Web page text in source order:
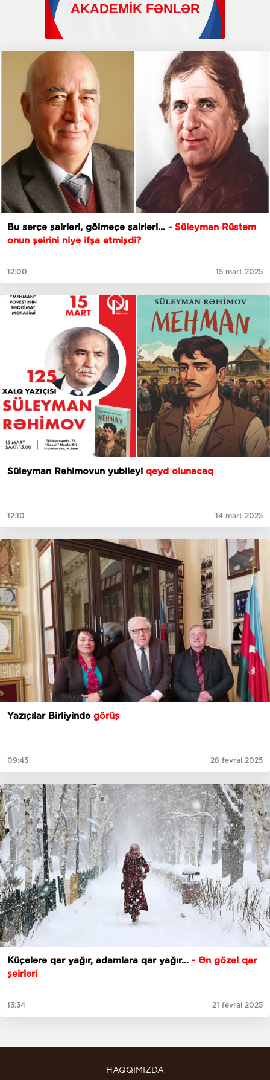
Bu sərçə şairləri, gölməçə şairləri... - Süleyman Rüstəm
onun şeirini niyə ifşa etmişdi?
12:00 15 mart 2025
Süleyman Rəhimovun yubileyi qeyd olunacaq
12:10 14 mart 2025
Yazıçılar Birliyində görüş
09:45 28 fevral 2025
Küçələrə qar yağır, adamlara qar yağır... - Ən gözəl qar
şeirləri
13:34 21 fevral 2025
HAQQIMIZDA